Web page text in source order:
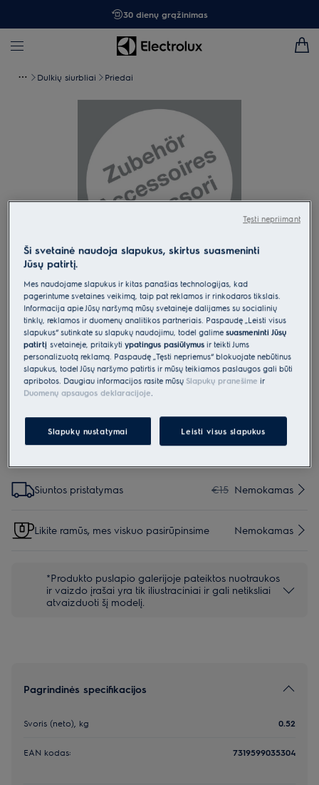
30 dienų grąžinimas
Dulkių siurbliai Priedai
KIT09B
32/35 mm
0 (0)
Siuntos pristatymas €15 Nemokamas
Likite ramūs, mes viskuo pasirūpinsime Nemokamas
*Produkto puslapio galerijoje pateiktos nuotraukos
ir vaizdo įrašai yra tik iliustraciniai ir gali netiksliai
atvaizduoti šį modelį.
Pagrindinės specifikacijos
Svoris (neto), kg 0.52
EAN kodas: 7319599035304
Ši svetainė naudoja slapukus, skirtus suasmeninti
Jūsų patirtį.
Mes naudojame slapukus ir kitas panašias technologijas, kad
pagerintume svetainės veikimą, taip pat reklamos ir rinkodaros tikslais.
Informacija apie Jūsų naršymą mūsų svetainėje dalijamės su socialinių
tinklų, reklamos ir duomenų analitikos partneriais. Paspaudę „Leisti visus
slapukus“ sutinkate su slapukų naudojimu, todėl galimesuasmeninti Jūsų
patirtįsvetainėje, pritaikytiypatingus pasiūlymus ir teikti Jums
personalizuotą reklamą. Paspaudę „Tęsti nepriėmus“ blokuojate nebūtinus
slapukus, todėl Jūsų naršymo patirtis ir mūsų teikiamos paslaugos gali būti
apribotos. Daugiau informacijos rasite mūsų Slapukų pranešime ir
Duomenų apsaugos deklaracijoje.
Slapukų nustatymai Leisti visus slapukus
Tęsti nepriimant